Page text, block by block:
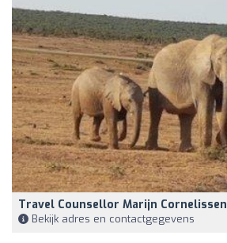
Travel Counsellor Marijn Cornelissen
Bekijk adres en contactgegevens